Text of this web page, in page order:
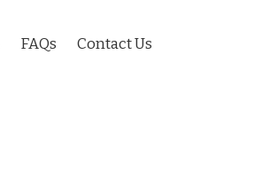
FAQs Contact Us